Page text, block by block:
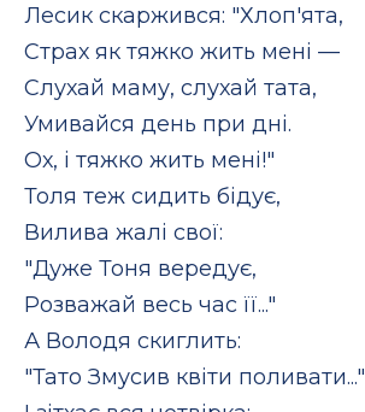
Лесик скаржився: "Хлоп'ята,
Страх як тяжко жить мені —
Слухай маму, слухай тата,
Умивайся день при дні.
Ох, і тяжко жить мені!"
Толя теж сидить бідує,
Вилива жалі свої:
"Дуже Тоня вередує,
Розважай весь час її..."
А Володя скиглить:
"Тато Змусив квіти поливати..."